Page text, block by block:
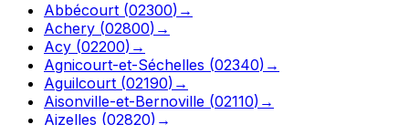
Abbécourt (02300) →
Achery (02800) →
Acy (02200) →
Agnicourt-et-Séchelles (02340) →
Aguilcourt (02190) →
Aisonville-et-Bernoville (02110) →
Aizelles (02820) →